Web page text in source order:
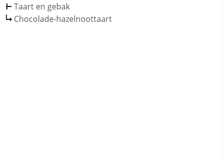
Taart en gebak
Chocolade-hazelnoottaart